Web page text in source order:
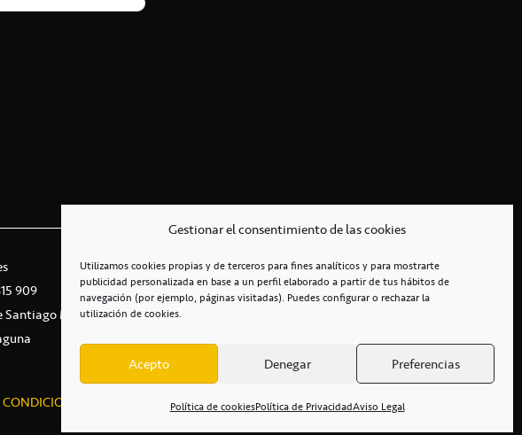
Gestionar el consentimiento de las cookies
Utilizamos cookies propias y de terceros para fines analíticos y para mostrarte
publicidad personalizada en base a un perfil elaborado a partir de tus hábitos de
navegación (por ejemplo, páginas visitadas). Puedes configurar o rechazar la
utilización de cookies.
Acepto Denegar Preferencias
Política de cookiesPolítica de PrivacidadAviso Legal
909
Santiago Martín
CONDICIONES COMERCIALES / ACCESIBILIDAD